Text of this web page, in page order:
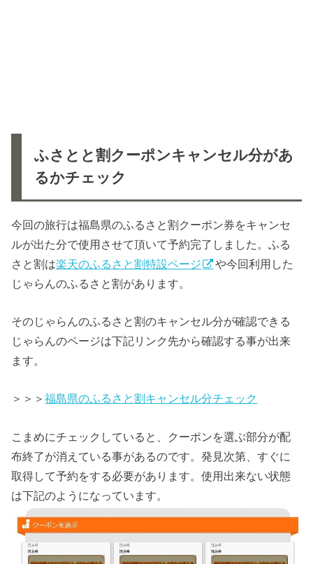
ふさとと割クーポンキャンセル分があ
るかチェック
今回の旅行は福島県のふるさと割クーポン券をキャンセ
ルが出た分で使用させて頂いて予約完了しました。ふる
さと割は楽天のふるさと割特設ページ
や今回利用した
じゃらんのふるさと割があります。
そのじゃらんのふるさと割のキャンセル分が確認できる
じゃらんのページは下記リンク先から確認する事が出来
ます。
＞＞＞福島県のふるさと割キャンセル分チェック
こまめにチェックしていると、クーポンを選ぶ部分が配
布終了が消えている事があるのです。発見次第、すぐに
取得して予約をする必要があります。使用出来ない状態
は下記のようになっています。